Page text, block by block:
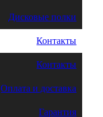
Дисковые полки
Контакты
Контакты
Оплата и доставка
Гарантия